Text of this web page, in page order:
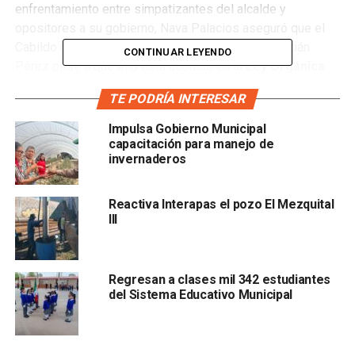
enfrentamiento entre simpatizantes del alcalde y
Cabildo no tenía facultades para destituir a Sebastián
Pérez pese a que ello está acotado en laLey Orgánica
del Municipio Libre de San Luis Potosí.
La destitución de Pérez García ha sido solicitada por
Teresa Carrizales, exoficial del Registro Civil 11,
quien, por órdenes del funcionario, se desalojó con
violencia el pasado 2 de junio de este año.
A la exigencia de la víctima se han sumado otros actores
políticos, entre los que se encuentran diputados,
activistas e incluso los regidores del
Nacional
CONTINUAR LEYENDO
TE PODRÍA INTERESAR
Impulsa Gobierno Municipal
capacitación para manejo de
invernaderos
Reactiva Interapas el pozo El Mezquital
Regresan a clases mil 342 estudiantes
del Sistema Educativo Municipal